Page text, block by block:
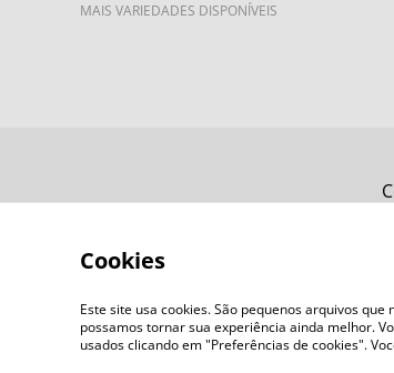
MAIS VARIEDADES DISPONÍVEIS
©2026 IZAMORIM
Cookies
Este site usa cookies. São pequenos arquivos
possamos tornar sua experiência ainda melhor.
usados clicando em "Preferências de cookies".